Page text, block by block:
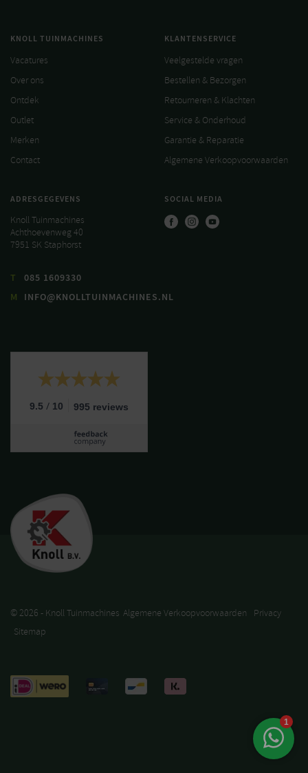
KNOLL TUINMACHINES
Vacatures
Over ons
Ontdek
Outlet
Merken
Contact
KLANTENSERVICE
Veelgestelde vragen
Bestellen & Bezorgen
Retourneren & Klachten
Service & Onderhoud
Garantie & Reparatie
Algemene Verkoopvoorwaarden
ADRESGEGEVENS
Knoll Tuinmachines
Achthoevenweg 40
7951 SK Staphorst
T
085 1609330
M
INFO@KNOLLTUINMACHINES.NL
SOCIAL MEDIA
9.5 / 10 995 reviews
© 2026 - Knoll Tuinmachines Algemene Verkoopvoorwaarden
Privacy
Sitemap